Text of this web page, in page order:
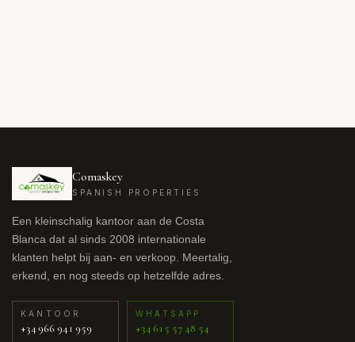
Comaskey
SPANISH PROPERTIES
Een kleinschalig kantoor aan de Costa
Blanca dat al sinds 2008 internationale
klanten helpt bij aan- en verkoop. Meertalig,
erkend, en nog steeds op hetzelfde adres.
KANTOOR
+34 966 941 959
WHATSAPP
+34 615 57 48 54